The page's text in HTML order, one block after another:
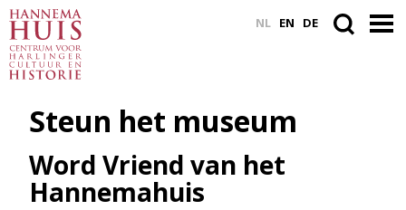
NL EN DE
Steun het museum
Word Vriend van het
Hannemahuis
ACTUEEL
VASTE COLLECTIE
PLAN JE BEZOEK